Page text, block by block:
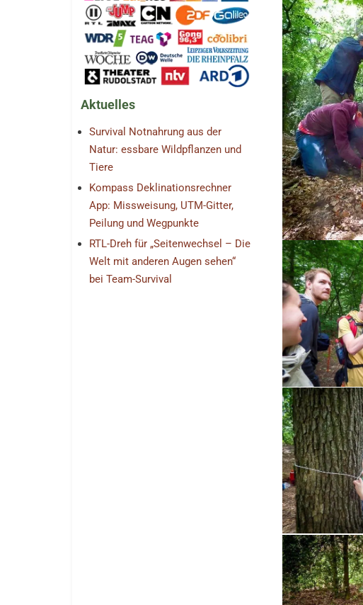
Aktuelles
Survival Notnahrung aus der
Natur: essbare Wildpflanzen und
Tiere
Kompass Deklinationsrechner
App: Missweisung, UTM-Gitter,
Peilung und Wegpunkte
RTL-Dreh für „Seitenwechsel – Die
Welt mit anderen Augen sehen“
bei Team-Survival